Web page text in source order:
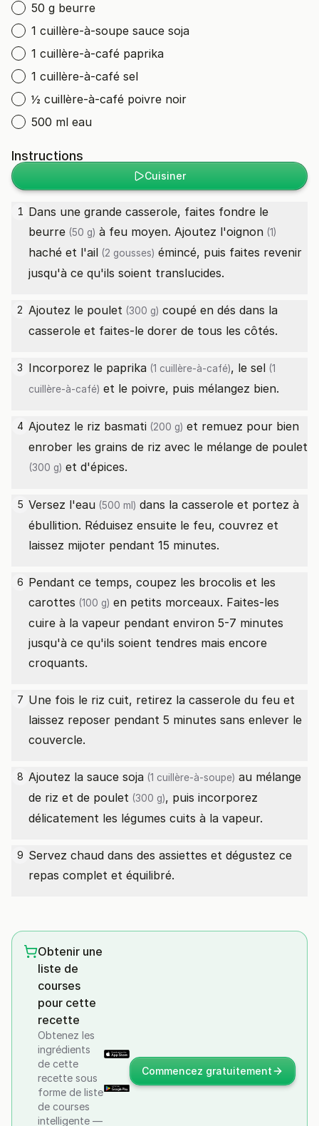
50 g beurre
1 cuillère-à-soupe sauce soja
1 cuillère-à-café paprika
1 cuillère-à-café sel
½ cuillère-à-café poivre noir
500 ml eau
Instructions
Cuisiner
1 Dans une grande casserole, faites fondre le
beurre (50 g) à feu moyen. Ajoutez l'oignon (1)
haché et l'ail (2 gousses) émincé, puis faites revenir
jusqu'à ce qu'ils soient translucides.
2 Ajoutez le poulet (300 g) coupé en dés dans la
casserole et faites-le dorer de tous les côtés.
3 Incorporez le paprika (1 cuillère-à-café), le sel (1
cuillère-à-café) et le poivre, puis mélangez bien.
4 Ajoutez le riz basmati (200 g) et remuez pour bien
enrober les grains de riz avec le mélange de poulet
(300 g) et d'épices.
5 Versez l'eau (500 ml) dans la casserole et portez à
ébullition. Réduisez ensuite le feu, couvrez et
laissez mijoter pendant 15 minutes.
6 Pendant ce temps, coupez les brocolis et les
carottes (100 g) en petits morceaux. Faites-les
cuire à la vapeur pendant environ 5-7 minutes
jusqu'à ce qu'ils soient tendres mais encore
croquants.
7 Une fois le riz cuit, retirez la casserole du feu et
laissez reposer pendant 5 minutes sans enlever le
couvercle.
8 Ajoutez la sauce soja (1 cuillère-à-soupe) au mélange
de riz et de poulet (300 g), puis incorporez
délicatement les légumes cuits à la vapeur.
9 Servez chaud dans des assiettes et dégustez ce
repas complet et équilibré.
Obtenir une
liste de
courses
pour cette
recette
Obtenez les
ingrédients
de cette
recette sous
forme de liste
de courses
intelligente —
Commencez gratuitement